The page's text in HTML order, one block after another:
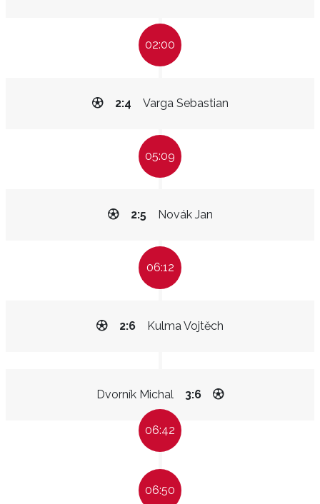
02:00
Varga Sebastian
2:4
05:09
Novák Jan
2:5
06:12
Kulma Vojtěch
2:6
Dvorník Michal 3:6
06:42
06:50